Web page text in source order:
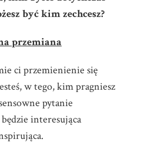
być kim zechcesz?
przemiana
ci przemienienie się
w tego, kim pragniesz
pytanie
interesująca